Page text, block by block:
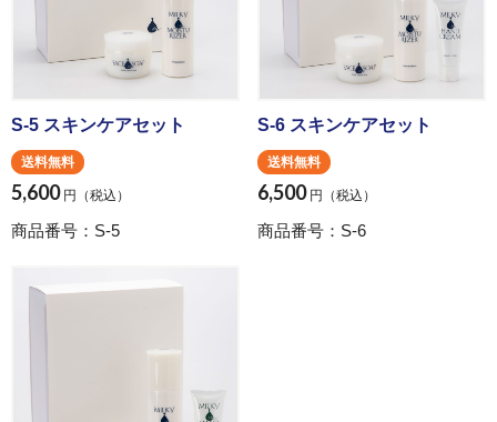
S-5 スキンケアセット
送料無料
5,600 円（税込）
商品番号：S-5
S-6 スキンケアセット
送料無料
6,500 円（税込）
商品番号：S-6